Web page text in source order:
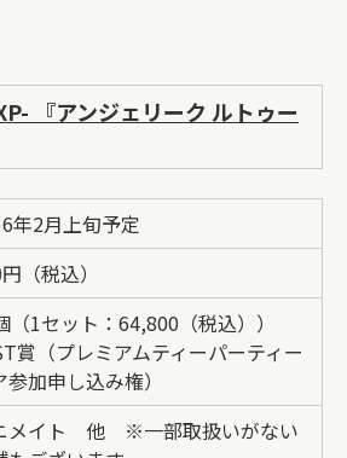
『アンジェリーク ルトゥー
年2月上旬予定
（税込）
（1セット：64,800（税込））
賞（プレミアムティーパーティー
参加申し込み権）
メイト 他 ※一部取扱いがない